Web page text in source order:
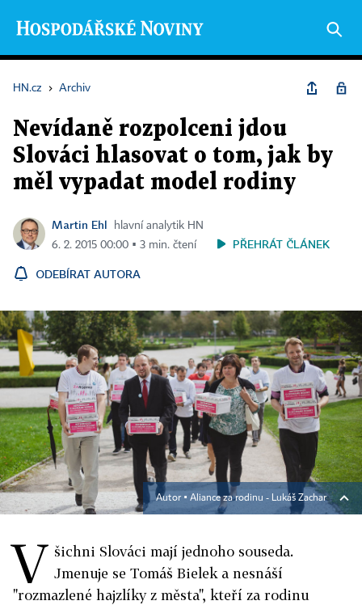
HN.cz › Archiv
Nevídaně rozpolceni jdou
Slováci hlasovat o tom, jak by
měl vypadat model rodiny
Martin Ehl
hlavní analytik HN
6. 2. 2015 00:00 ▪ 3 min. čtení
PŘEHRÁT ČLÁNEK
ODEBÍRAT AUTORA
Autor ▪ Aliance za rodinu - Lukáš Zachar
V šichni Slováci mají jednoho souseda.
Jmenuje se Tomáš Bielek a nesnáší
"rozmazlené hajzlíky z města", kteří za rodinu